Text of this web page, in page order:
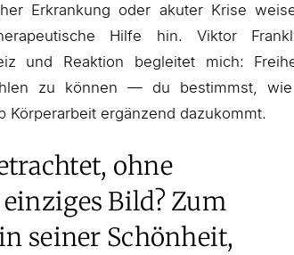
Erkrankung oder akuter Krise
Hilfe hin. Viktor
und Reaktion begleitet mich:
zu können — du bestimmst,
Körperarbeit ergänzend dazukommt.
ohne
Bild? Zum
seiner Schönheit,